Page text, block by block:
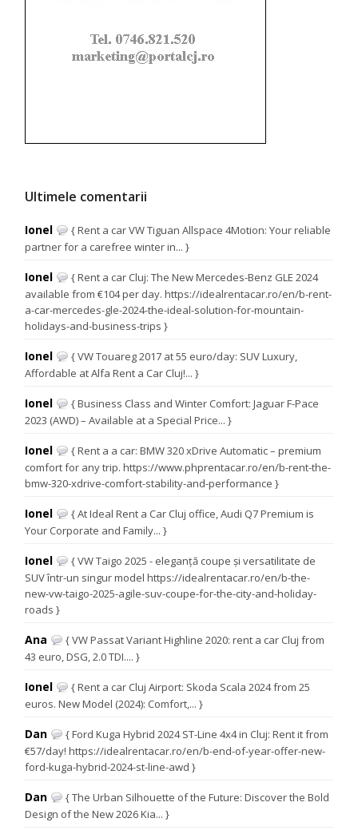
Ultimele comentarii
Ionel
{ Rent a car VW Tiguan Allspace 4Motion: Your reliable
partner for a carefree winter in... }
Ionel
{ Rent a car Cluj: The New Mercedes-Benz GLE 2024
available from €104 per day. https://idealrentacar.ro/en/b-rent-
a-car-mercedes-gle-2024-the-ideal-solution-for-mountain-
holidays-and-business-trips }
Ionel
{ VW Touareg 2017 at 55 euro/day: SUV Luxury,
Affordable at Alfa Rent a Car Cluj!... }
Ionel
{ Business Class and Winter Comfort: Jaguar F-Pace
2023 (AWD) – Available at a Special Price... }
Ionel
{ Rent a a car: BMW 320 xDrive Automatic – premium
comfort for any trip. https://www.phprentacar.ro/en/b-rent-the-
bmw-320-xdrive-comfort-stability-and-performance }
Ionel
{ At Ideal Rent a Car Cluj office, Audi Q7 Premium is
Your Corporate and Family... }
Ionel
{ VW Taigo 2025 - eleganță coupe și versatilitate de
SUV într-un singur model https://idealrentacar.ro/en/b-the-
new-vw-taigo-2025-agile-suv-coupe-for-the-city-and-holiday-
roads }
Ana
{ VW Passat Variant Highline 2020: rent a car Cluj from
43 euro, DSG, 2.0 TDI.... }
Ionel
{ Rent a car Cluj Airport: Skoda Scala 2024 from 25
euros. New Model (2024): Comfort,... }
Dan
{ Ford Kuga Hybrid 2024 ST-Line 4x4 in Cluj: Rent it from
€57/day! https://idealrentacar.ro/en/b-end-of-year-offer-new-
ford-kuga-hybrid-2024-st-line-awd }
Dan
{ The Urban Silhouette of the Future: Discover the Bold
Design of the New 2026 Kia... }